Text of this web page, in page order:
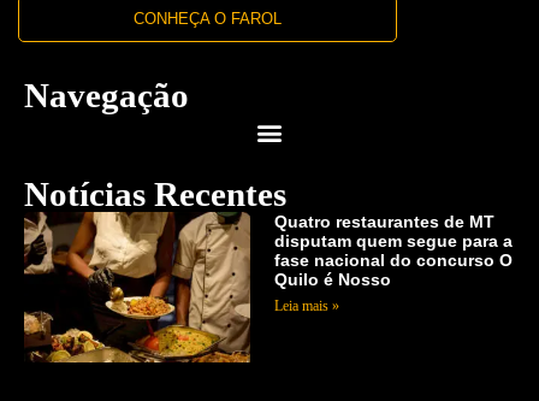
CONHEÇA O FAROL
Navegação
Notícias Recentes
Quatro restaurantes de MT
disputam quem segue para a
fase nacional do concurso O
Quilo é Nosso
Leia mais »